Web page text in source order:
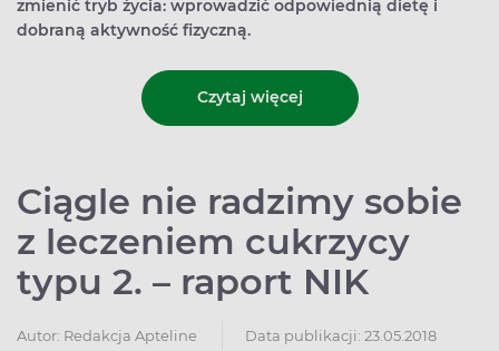
zmienić tryb życia: wprowadzić odpowiednią dietę i
dobraną aktywność fizyczną.
Czytaj więcej
Ciągle nie radzimy sobie
z leczeniem cukrzycy
typu 2. – raport NIK
Autor: Redakcja Apteline Data publikacji: 23.05.2018